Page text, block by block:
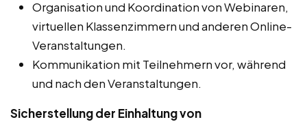
Organisation und Koordination von Webinaren,
virtuellen Klassenzimmern und anderen Online-
Veranstaltungen.
Kommunikation mit Teilnehmern vor, während
und nach den Veranstaltungen.
Sicherstellung der Einhaltung von